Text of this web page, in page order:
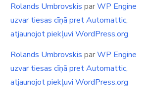
Rolands Umbrovskis parWP Engine
uzvar tiesas cīņā pret Automattic,
atjaunojot piekļuvi WordPress.org
Rolands Umbrovskis parWP Engine
uzvar tiesas cīņā pret Automattic,
atjaunojot piekļuvi WordPress.org